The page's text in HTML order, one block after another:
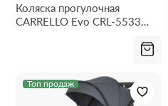
Коляска прогулочная
CARRELLO Evo CRL-5533
Топ продаж